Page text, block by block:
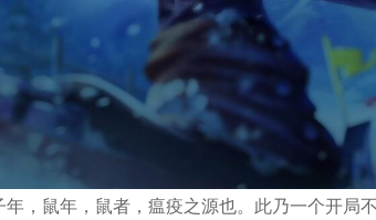
年，鼠年，鼠者，瘟疫之源也。此乃一个开局